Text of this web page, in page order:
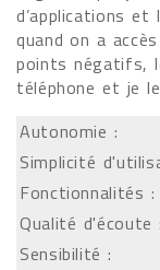
d’applications
quand on a
points négatifs,
téléphone et je
Autonomie :
Simplicité
Fonctionnalités :
Qualité d'écoute :
Sensibilité :